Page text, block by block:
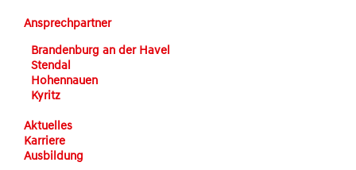
Ansprechpartner
Brandenburg an der Havel
Stendal
Hohennauen
Kyritz
Aktuelles
Karriere
Ausbildung